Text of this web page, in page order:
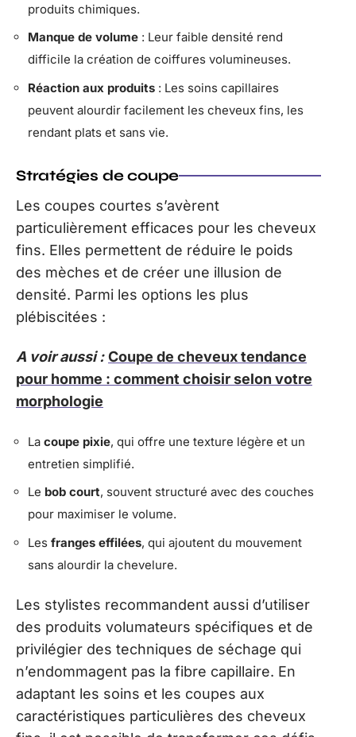
produits chimiques.
Manque de volume : Leur faible densité rend
difficile la création de coiffures volumineuses.
Réaction aux produits : Les soins capillaires
peuvent alourdir facilement les cheveux fins, les
rendant plats et sans vie.
Stratégies de coupe
Les coupes courtes s’avèrent
particulièrement efficaces pour les cheveux
fins. Elles permettent de réduire le poids
des mèches et de créer une illusion de
densité. Parmi les options les plus
plébiscitées :
A voir aussi : Coupe de cheveux tendance
pour homme : comment choisir selon votre
morphologie
La coupe pixie, qui offre une texture légère et un
entretien simplifié.
Le bob court, souvent structuré avec des couches
pour maximiser le volume.
Les franges effilées, qui ajoutent du mouvement
sans alourdir la chevelure.
Les stylistes recommandent aussi d’utiliser
des produits volumateurs spécifiques et de
privilégier des techniques de séchage qui
n’endommagent pas la fibre capillaire. En
adaptant les soins et les coupes aux
caractéristiques particulières des cheveux